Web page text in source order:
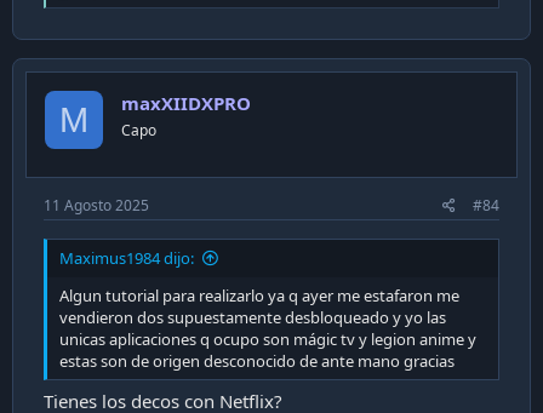
e
c
t
o
n
M maxXIIDXPRO
Capo
11 Agosto 2025 #84
Maximus1984 dijo:
Algun tutorial para realizarlo ya q ayer me estafaron me
vendieron dos supuestamente desbloqueado y yo las
unicas aplicaciones q ocupo son mágic tv y legion anime y
estas son de origen desconocido de ante mano gracias
Tienes los decos con Netflix?